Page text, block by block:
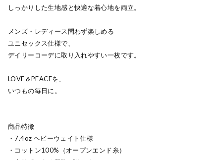
しっかりした生地感と快適な着心地を両立。
メンズ・レディース問わず楽しめる
ユニセックス仕様で、
デイリーコーデに取り入れやすい一枚です。
LOVE＆PEACEを、
いつもの毎日に。
商品特徴
・7.4oz ヘビーウェイト仕様
・コットン100%（オープンエンド糸）